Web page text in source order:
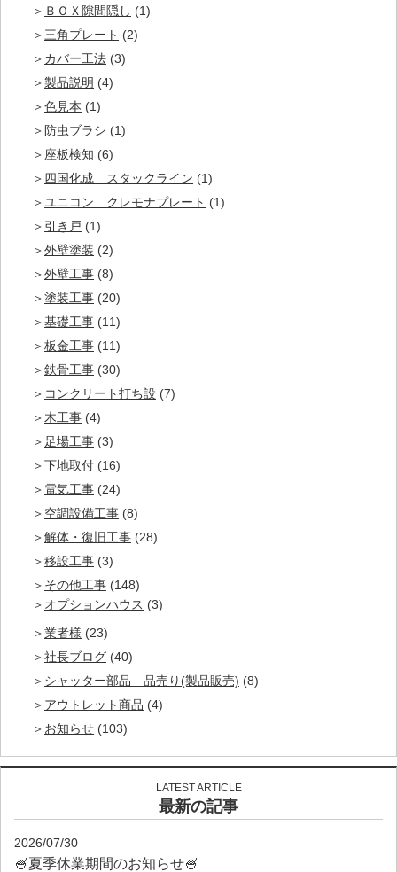
ＢＯＸ隙間隠し (1)
三角プレート (2)
カバー工法 (3)
製品説明 (4)
色見本 (1)
防虫ブラシ (1)
座板検知 (6)
四国化成 スタックライン (1)
ユニコン クレモナプレート (1)
引き戸 (1)
外壁塗装 (2)
外壁工事 (8)
塗装工事 (20)
基礎工事 (11)
板金工事 (11)
鉄骨工事 (30)
コンクリート打ち設 (7)
木工事 (4)
足場工事 (3)
下地取付 (16)
電気工事 (24)
空調設備工事 (8)
解体・復旧工事 (28)
移設工事 (3)
その他工事 (148)
オプションハウス (3)
業者様 (23)
社長ブログ (40)
シャッター部品 品売り(製品販売) (8)
アウトレット商品 (4)
お知らせ (103)
LATEST ARTICLE
最新の記事
2026/07/30
🍧夏季休業期間のお知らせ🍧